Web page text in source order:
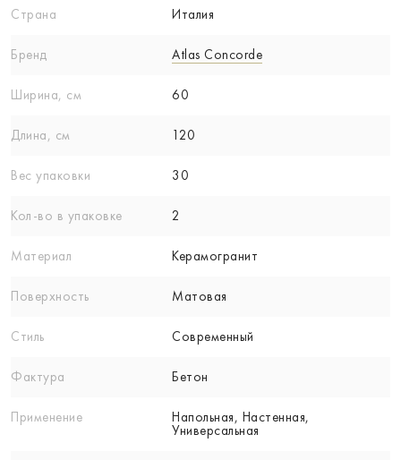
Страна Италия
Бренд Atlas Concorde
Ширина, см 60
Длина, см 120
Вес упаковки 30
Кол-вo в упаковке 2
Материал Керамогранит
Поверхность Матовая
Стиль Современный
Фактура Бетон
Применение
Напольная, Настенная,
Универсальная